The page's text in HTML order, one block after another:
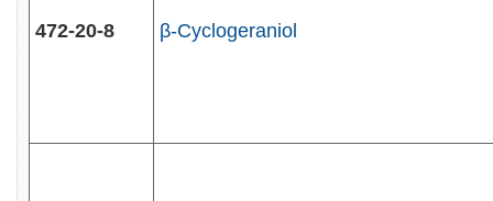
472-20-8 β-Cyclogeraniol